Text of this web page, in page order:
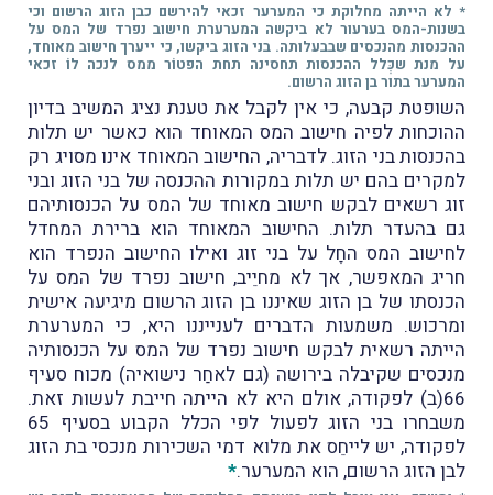
* לא הייתה מחלוקת כי המערער זכאי להירשם כבן הזוג הרשום וכי
בשנות-המס בערעור לא ביקשה המערערת חישוב נפרד של המס על
ההכנסות מהנכסים שבבעלותה. בני הזוג ביקשו, כי ייערך חישוב מאוחד,
על מנת שכְּלל ההכנסות תחסינה תחת הפטוֹר ממס לנכה לוֹ זכאי
המערער בתור בן הזוג הרשום.
השופטת קבעה, כי אין לקבל את טענת נציג המשיב בדיון
ההוכחות לפיה חישוב המס המאוחד הוא כאשר יש תלות
בהכנסות בני הזוג. לדבריה, החישוב המאוחד אינו מסויג רק
למקרים בהם יש תלות במקורות ההכנסה של בני הזוג ובני
זוג רשאים לבקש חישוב מאוחד של המס על הכנסותיהם
גם בהעדר תלות. החישוב המאוחד הוא ברירת המחדל
לחישוב המס החָל על בני זוג ואילו החישוב הנפרד הוא
חריג המאפשר, אך לא מחיֵיב, חישוב נפרד של המס על
הכנסתו של בן הזוג שאיננו בן הזוג הרשום מיגיעה אישית
ומרכוש. משמעות הדברים לענייננו היא, כי המערערת
הייתה רשאית לבקש חישוב נפרד של המס על הכנסותיה
מנכסים שקיבלה בירושה (גם לאחַר נישואיה) מכוח סעיף
66(ב) לפקודה, אולם היא לא הייתה חייבת לעשות זאת.
משבחרו בני הזוג לפעול לפי הכלל הקבוע בסעיף 65
לפקודה, יש לייחֵס את מלוא דמי השכירות מנכסי בת הזוג
לבן הזוג הרשום, הוא המערער.*